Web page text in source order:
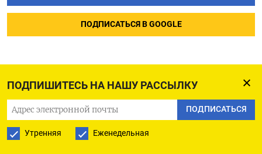
ПОДПИШИТЕСЬ НА НАШУ РАССЫЛКУ
ПОДПИСАТЬСЯ
Утренняя Еженедельная
ПОДПИСАТЬСЯ В GOOGLE
Суд отправил мужчину в
СИЗО за разговор о
теракте в магазине